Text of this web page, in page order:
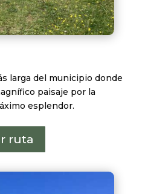
larga del municipio donde
paisaje por la
esplendor.
ruta